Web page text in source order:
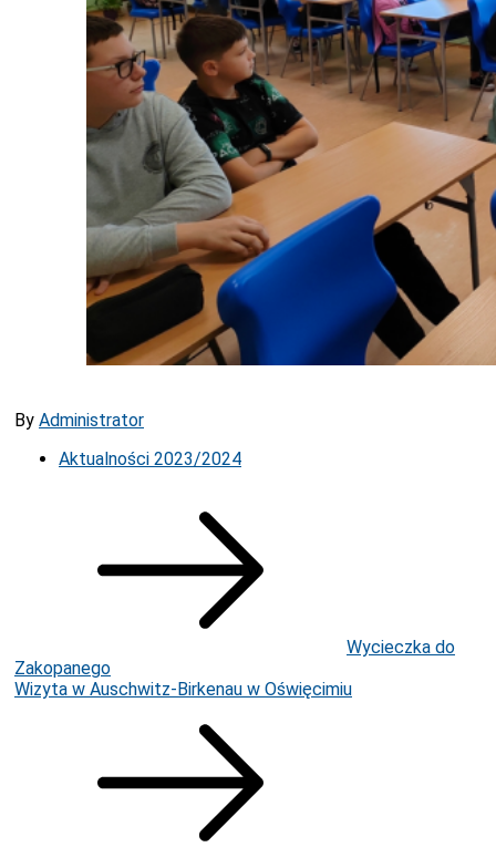
By Administrator
Aktualności 2023/2024
Wycieczka do
Zakopanego
Wizyta w Auschwitz-Birkenau w Oświęcimiu